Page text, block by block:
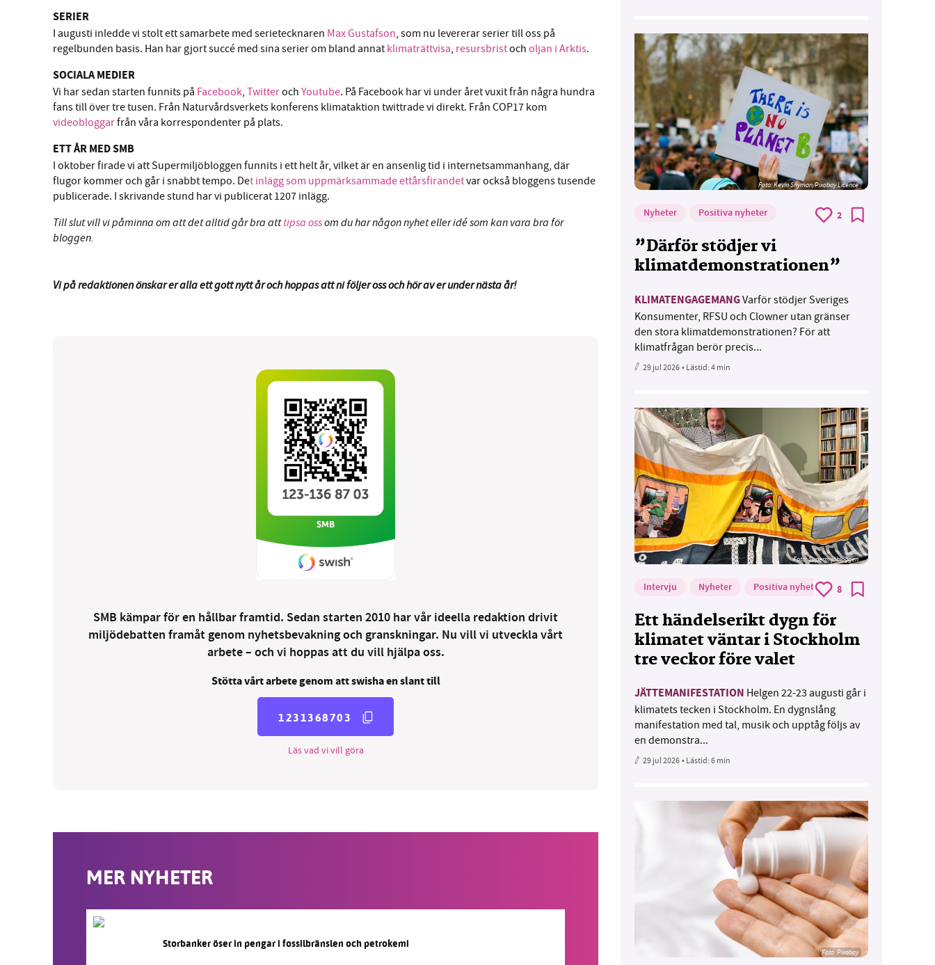
SERIER
I augusti inledde vi stolt ett samarbete med serietecknaren Max Gustafson, som nu levererar serier till oss på
regelbunden basis. Han har gjort succé med sina serier om bland annat klimaträttvisa, resursbristoch oljan i Arktis.
SOCIALA MEDIER
Vi har sedan starten funnits på Facebook, Twitteroch Youtube. På Facebook har vi under året vuxit från några hundra
fans till över tre tusen. Från Naturvårdsverkets konferens klimataktion twittrade vi direkt. Från COP17 kom
videobloggarfrån våra korrespondenter på plats.
ETT ÅR MED SMB
I oktober firade vi att Supermiljöbloggen funnits i ett helt år, vilket är en ansenlig tid i internetsammanhang, där
flugor kommer och går i snabbt tempo. Det inlägg som uppmärksammade ettårsfirandetvar också bloggens tusende
publicerade. I skrivande stund har vi publicerat 1207 inlägg.
Till slut vill vi påminna om att det alltid går bra atttipsa ossom du har någon nyhet eller idé som kan vara bra för
bloggen.
Vi på redaktionen önskar er alla ett gott nytt år och hoppas att ni följer oss och hör av er under nästa år!
SMB kämpar för en hållbar framtid. Sedan starten 2010 har vår ideella redaktion drivit
miljödebatten framåt genom nyhetsbevakning och granskningar. Nu vill vi utveckla vårt
arbete – och vi hoppas att du vill hjälpa oss.
Stötta vårt arbete genom att swisha en slant till
1231368703
Läs vad vi vill göra
MER NYHETER
Storbanker öser in pengar i fossilbränslen och petrokemi
Foto:Kevin Snyman/Pixabay Licence
Nyheter Positiva nyheter 2
”Därför stödjer vi
klimatdemonstrationen”
KLIMATENGAGEMANGVarför stödjer Sveriges
Konsumenter, RFSU och Clowner utan gränser
den stora klimatdemonstrationen? För att
klimatfrågan berör precis...
29 jul 2026• Lästid:4 min
Foto: Supermijöbloggen
Intervju Nyheter Positiva nyheter 8
Ett händelserikt dygn för
klimatet väntar i Stockholm
tre veckor före valet
JÄTTEMANIFESTATION Helgen 22-23 augusti går i
klimatets tecken i Stockholm. En dygnslång
manifestation med tal, musik och upptåg följs av
en demonstra...
29 jul 2026• Lästid:6 min
Foto:Pixabay